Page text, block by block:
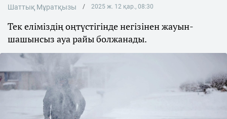
Шаттық Мұратқызы 2025 ж. 12 қар., 08:30
Тек еліміздің оңтүстігінде негізінен жауын-
шашынсыз ауа райы болжанады.